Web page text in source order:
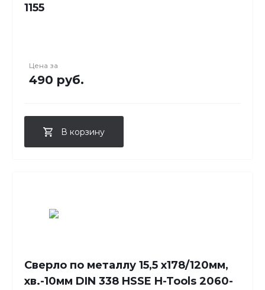
1155
Цена за
490 руб.
В корзину
Сверло по металлу 15,5 x178/120мм,
хв.-10мм DIN 338 HSSE H-Tools 2060-